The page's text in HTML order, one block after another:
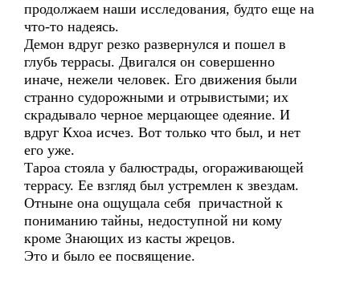
продолжаем наши исследования, будто еще на
что-то надеясь.
Демон вдруг резко развернулся и пошел в
глубь террасы. Двигался он совершенно
иначе, нежели человек. Его движения были
странно судорожными и отрывистыми; их
скрадывало черное мерцающее одеяние. И
вдруг Кхоа исчез. Вот только что был, и нет
его уже.
Тароа стояла у балюстрады, огораживающей
террасу. Ее взгляд был устремлен к звездам.
Отныне она ощущала себя причастной к
пониманию тайны, недоступной ни кому
кроме Знающих из касты жрецов.
Это и было ее посвящение.